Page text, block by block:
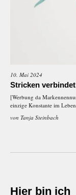
10. Mai 2024
Stricken
[Werbung da
einzige Konstante im
von Tanja Steinbach
Hier bin ich